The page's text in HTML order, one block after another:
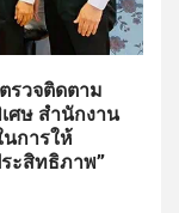
รวจติดตาม
ศษ สำนักงาน
การให้
ะสิทธิภาพ”